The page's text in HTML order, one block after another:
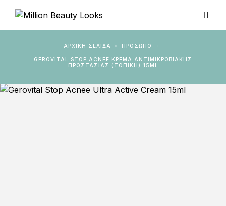
ΑΡΧΙΚΉ ΣΕΛΊΔΑ ΠΡΟΣΩΠΟ
GEROVITAL STOP ACNEE ΚΡΈΜΑ ΑΝΤΙΜΙΚΡΟΒΙΑΚΉΣ
ΠΡΟΣΤΑΣΊΑΣ (ΤΟΠΙΚΉ) 15ML